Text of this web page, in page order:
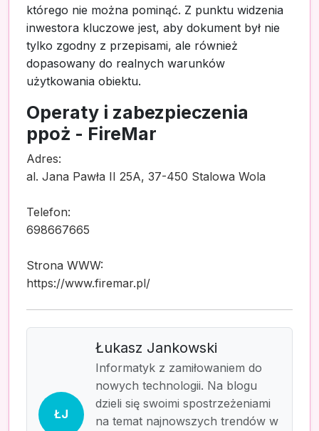
którego nie można pominąć. Z punktu widzenia
inwestora kluczowe jest, aby dokument był nie
tylko zgodny z przepisami, ale również
dopasowany do realnych warunków
użytkowania obiektu.
Operaty i zabezpieczenia
ppoż - FireMar
Adres:
al. Jana Pawła II 25A, 37-450 Stalowa Wola
Telefon:
698667665
Strona WWW:
https://www.firemar.pl/
ŁJ
Łukasz Jankowski
Informatyk z zamiłowaniem do
nowych technologii. Na blogu
dzieli się swoimi spostrzeżeniami
na temat najnowszych trendów w